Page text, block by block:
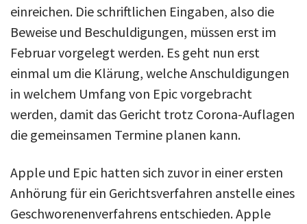
einreichen. Die schriftlichen Eingaben, also die
Beweise und Beschuldigungen, müssen erst im
Februar vorgelegt werden. Es geht nun erst
einmal um die Klärung, welche Anschuldigungen
in welchem Umfang von Epic vorgebracht
werden, damit das Gericht trotz Corona-Auflagen
die gemeinsamen Termine planen kann.
Apple und Epic hatten sich zuvor in einer ersten
Anhörung für ein Gerichtsverfahren anstelle eines
Geschworenenverfahrens entschieden. Apple